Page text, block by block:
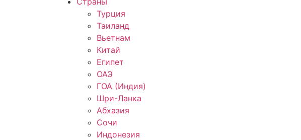
Турция
Таиланд
Вьетнам
Китай
Египет
ОАЭ
ГОА (Индия)
Шри-Ланка
Абхазия
Сочи
Индонезия